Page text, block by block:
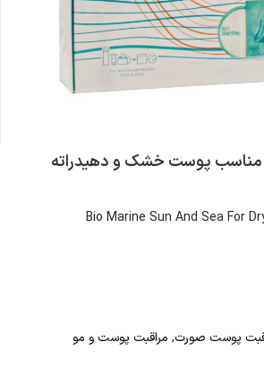
مناسب پوست خشک و دهیدراته
Bio Marine Sun And Sea For
پوست صورت, مراقبت پوست و مو